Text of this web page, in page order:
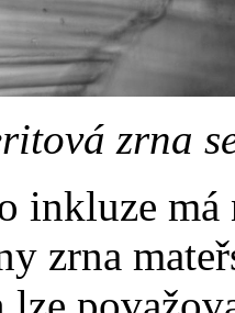
zrna
inkluze má
zrna